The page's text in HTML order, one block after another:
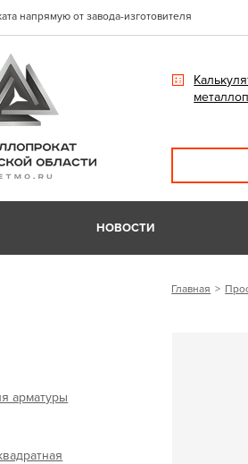
напрямую от завода-изготовителя
НОВОСТИ
арматуры
Главная